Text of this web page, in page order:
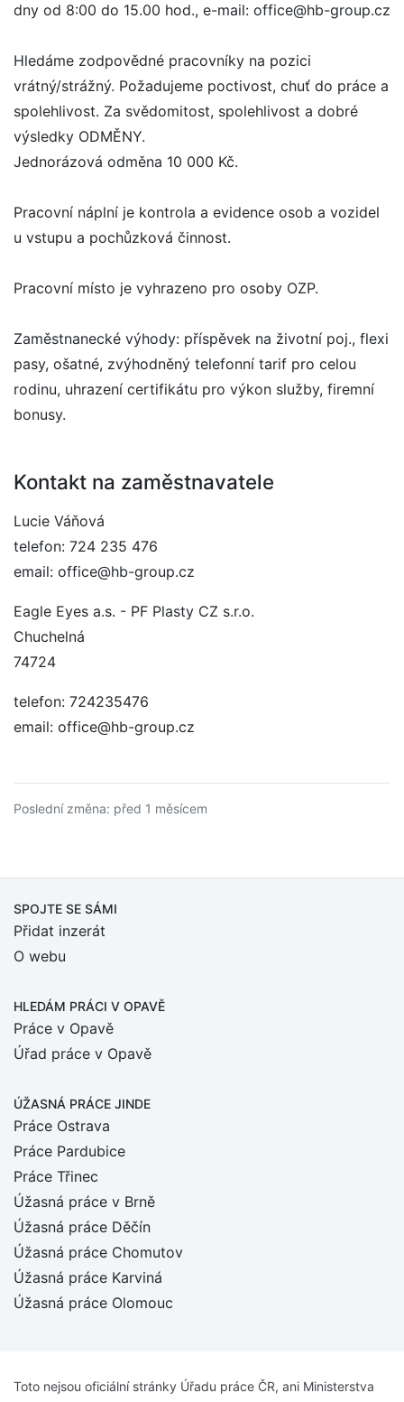
dny od 8:00 do 15.00 hod., e-mail: office@hb-group.cz
Hledáme zodpovědné pracovníky na pozici
vrátný/strážný. Požadujeme poctivost, chuť do práce a
spolehlivost. Za svědomitost, spolehlivost a dobré
výsledky ODMĚNY.
Jednorázová odměna 10 000 Kč.
Pracovní náplní je kontrola a evidence osob a vozidel
u vstupu a pochůzková činnost.
Pracovní místo je vyhrazeno pro osoby OZP.
Zaměstnanecké výhody: příspěvek na životní poj., flexi
pasy, ošatné, zvýhodněný telefonní tarif pro celou
rodinu, uhrazení certifikátu pro výkon služby, firemní
bonusy.
Kontakt na zaměstnavatele
Lucie Váňová
telefon: 724 235 476
email: office@hb-group.cz
Eagle Eyes a.s. - PF Plasty CZ s.r.o.
Chuchelná
74724
telefon: 724235476
email: office@hb-group.cz
Poslední změna: před 1 měsícem
SPOJTE SE SÁMI
Přidat inzerát
O webu
HLEDÁM PRÁCI V OPAVĚ
Práce v Opavě
Úřad práce v Opavě
ÚŽASNÁ PRÁCE JINDE
Práce Ostrava
Práce Pardubice
Práce Třinec
Úžasná práce v Brně
Úžasná práce Děčín
Úžasná práce Chomutov
Úžasná práce Karviná
Úžasná práce Olomouc
Toto nejsou oficiální stránky Úřadu práce ČR, ani Ministerstva